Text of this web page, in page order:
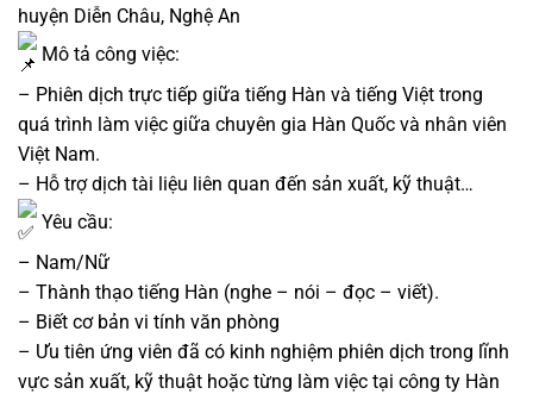
huyện Diễn Châu, Nghệ An
Mô tả công việc:
– Phiên dịch trực tiếp giữa tiếng Hàn và tiếng Việt trong
quá trình làm việc giữa chuyên gia Hàn Quốc và nhân viên
Việt Nam.
– Hỗ trợ dịch tài liệu liên quan đến sản xuất, kỹ thuật…
Yêu cầu:
– Nam/Nữ
– Thành thạo tiếng Hàn (nghe – nói – đọc – viết).
– Biết cơ bản vi tính văn phòng
– Ưu tiên ứng viên đã có kinh nghiệm phiên dịch trong lĩnh
vực sản xuất, kỹ thuật hoặc từng làm việc tại công ty Hàn